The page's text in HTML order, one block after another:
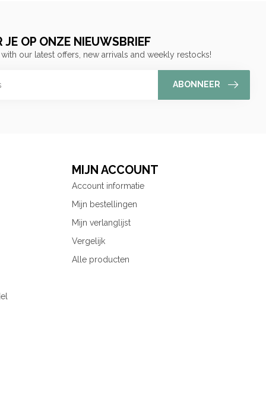
JE OP ONZE NIEUWSBRIEF
our latest offers, new arrivals and weekly restocks!
ABONNEER
MIJN ACCOUNT
Account informatie
Mijn bestellingen
Mijn verlanglijst
Vergelijk
Alle producten